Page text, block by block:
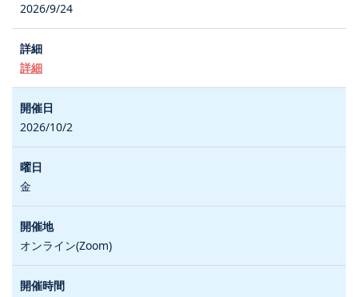
2026/9/24
詳細
2026/10/2
金
オンライン(Zoom)